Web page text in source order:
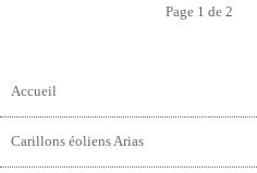
Page 1 de 2
Accueil
Carillons éoliens Arias